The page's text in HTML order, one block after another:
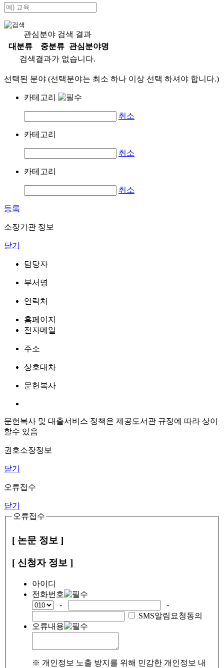
관심분야 검색 결과
대분류
중분류
관심분야명
검색결과가 없습니다.
선택된 분야 (선택분야는 최소 하나 이상 선택 하셔야 합니다.)
카테고리
취소
카테고리
취소
카테고리
취소
등록
소장기관 정보
닫기
담당자
부서명
연락처
홈페이지
전자메일
주소
상호대차
문헌복사
문헌복사 및 대출서비스 정책은 제공도서관 규정에 따라 상이
할수 있음
권호소장정보
닫기
오류접수
닫기
오류접수
[ 논문 정보 ]
[ 신청자 정보 ]
아이디
전화번호
-
-
SMS알림요청동의
오류내용
※ 개인정보 노출 방지를 위해 민감한 개인정보 내